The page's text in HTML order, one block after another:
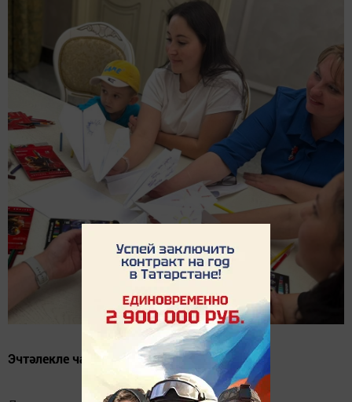
Эчтәлекле чара.